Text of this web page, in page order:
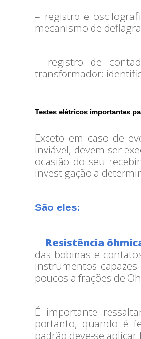
– registro e
mecanismo de
– registro de
transformador:
Testes elétricos importantes
Exceto em caso de
inviável, devem ser
ocasião do seu
investigação a
São eles:
– Resistência
das bobinas e
instrumentos
poucos a frações de
É importante
portanto, quando é
padrão deve-se